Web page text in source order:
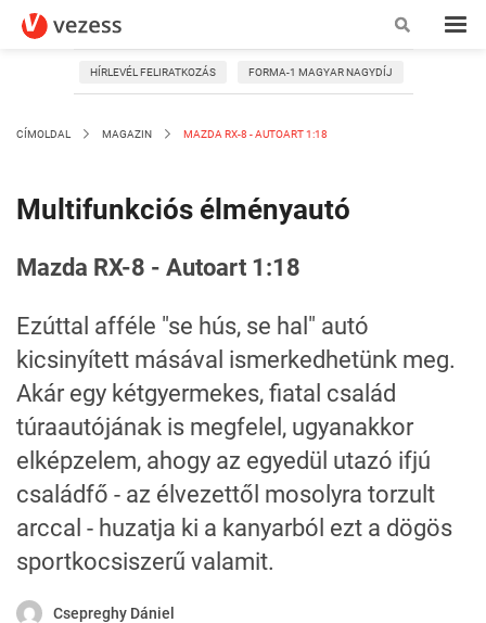
HÍRLEVÉL FELIRATKOZÁS FORMA-1 MAGYAR NAGYDÍJ
CÍMOLDAL MAGAZIN MAZDA RX-8 - AUTOART 1:18
Multifunkciós élményautó
Mazda RX-8 - Autoart 1:18
Ezúttal afféle "se hús, se hal" autó
kicsinyített másával ismerkedhetünk meg.
Akár egy kétgyermekes, fiatal család
túraautójának is megfelel, ugyanakkor
elképzelem, ahogy az egyedül utazó ifjú
családfő - az élvezettől mosolyra torzult
arccal - huzatja ki a kanyarból ezt a dögös
sportkocsiszerű valamit.
Csepreghy Dániel